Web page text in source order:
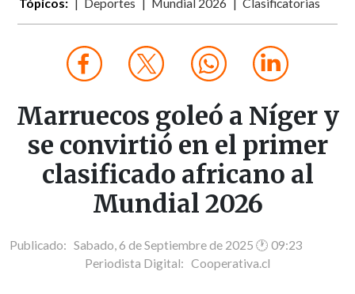
Tópicos: Deportes Mundial 2026 Clasificatorias
Marruecos goleó a Níger y
se convirtió en el primer
clasificado africano al
Mundial 2026
Publicado: Sabado, 6 de Septiembre de 2025 🕐 09:23
Periodista Digital: Cooperativa.cl